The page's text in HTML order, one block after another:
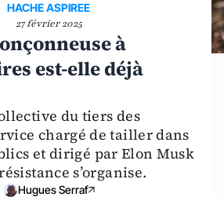
HACHE ASPIREE
27 février 2025
à
est-elle déjà
du tiers des
chargé de tailler dans
et dirigé par Elon Musk
s’organise.
Hugues Serraf